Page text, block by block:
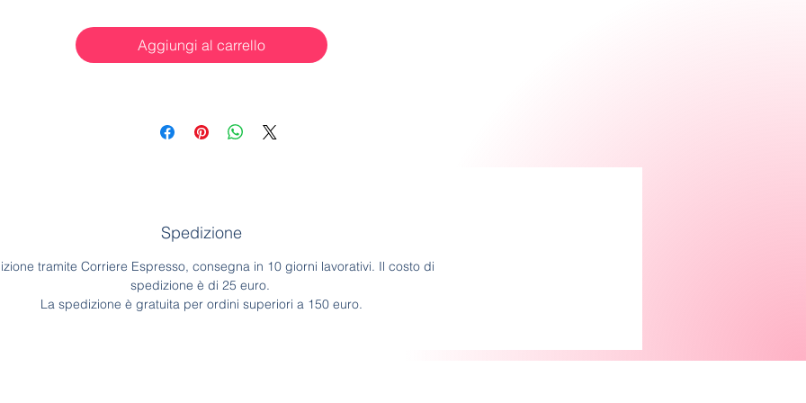
Aggiungi al carrello
Spedizione
tramite Corriere Espresso, consegna in 10 giorni lavorativi. Il costo di
spedizione è di 25 euro.
La spedizione è gratuita per ordini superiori a 150 euro.